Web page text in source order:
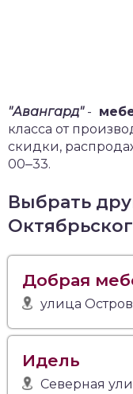
"Авангард"-
класса от
скидки,
00‒33.
Выбрать
Добрая
улица
Идель
Северная